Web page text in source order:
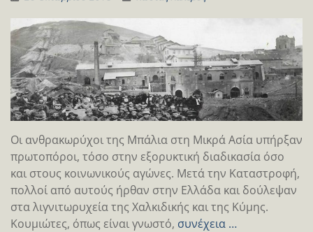
Οι ανθρακωρύχοι της Μπάλια στη Μικρά Ασία υπήρξαν
πρωτοπόροι, τόσο στην εξορυκτική διαδικασία όσο
και στους κοινωνικούς αγώνες. Μετά την Καταστροφή,
πολλοί από αυτούς ήρθαν στην Ελλάδα και δούλεψαν
στα λιγνιτωρυχεία της Χαλκιδικής και της Κύμης.
Κουμιώτες, όπως είναι γνωστό, συνέχεια …